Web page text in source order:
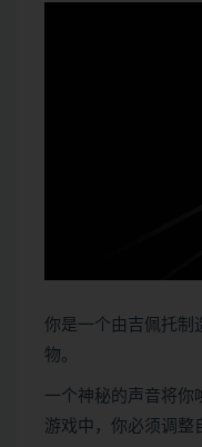
你是一个由吉佩托制
物。
一个神秘的声音将你
游戏中，你必须调整